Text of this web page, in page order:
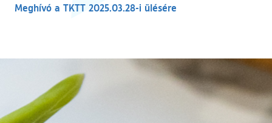
Meghívó a TKTT 2025.03.28-i ülésére